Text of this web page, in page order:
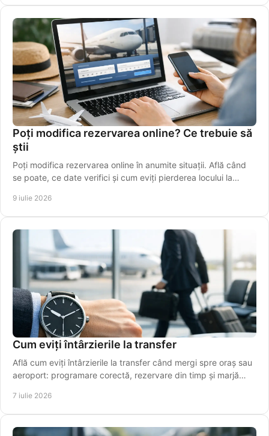
Poți modifica rezervarea online? Ce trebuie să
știi
Poți modifica rezervarea online în anumite situații. Află când
se poate, ce date verifici și cum eviți pierderea locului la
9 iulie 2026
Cum eviți întârzierile la transfer
Află cum eviți întârzierile la transfer când mergi spre oraș sau
aeroport: programare corectă, rezervare din timp și marjă
7 iulie 2026